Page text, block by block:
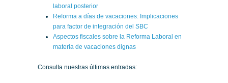
laboral posterior
Reforma a días de vacaciones: Implicaciones
para factor de integración del SBC
Aspectos fiscales sobre la Reforma Laboral en
materia de vacaciones dignas
Consulta nuestras últimas entradas: